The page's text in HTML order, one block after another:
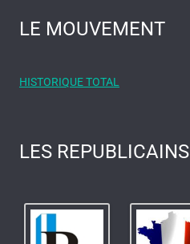
LE MOUVEMENT
HISTORIQUE TOTAL
LES REPUBLICAINS